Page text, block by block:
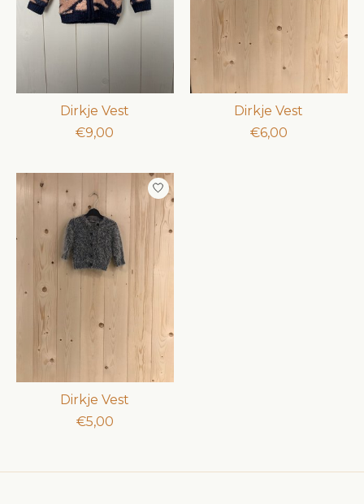
Dirkje Vest
€9,00
Dirkje Vest
€6,00
Dirkje Vest
€5,00